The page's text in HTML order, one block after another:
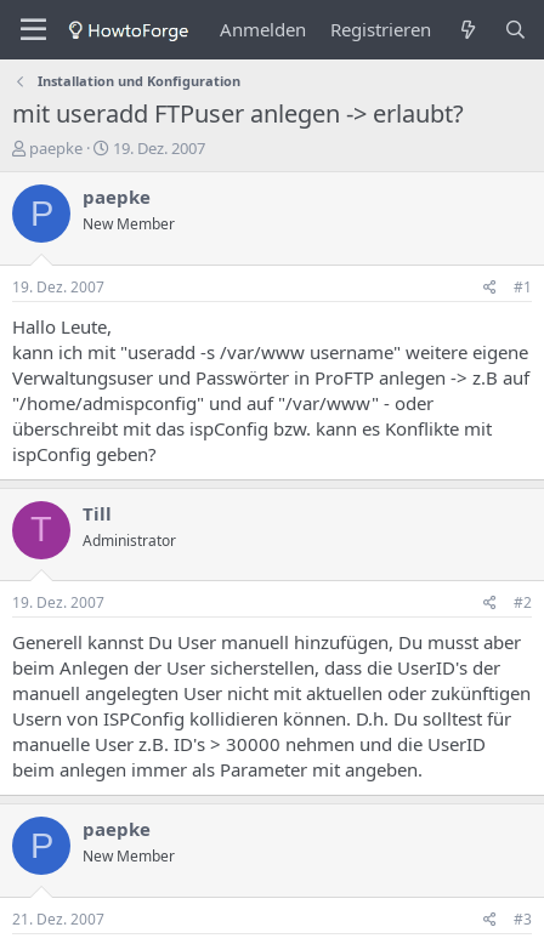
Anmelden Registrieren
Installation und Konfiguration
mit useradd FTPuser anlegen -> erlaubt?
E
s
e
e
r
e
s
T
h
e
m
a
s
paepke
E
s
e
g
s
d
a
t
u
m
19. Dez. 2007
P paepke
New Member
19. Dez. 2007 #1
Hallo Leute,
kann ich mit "useradd -s /var/www username" weitere eigene
Verwaltungsuser und Passwörter in ProFTP anlegen -> z.B auf
"/home/admispconfig" und auf "/var/www" - oder
überschreibt mit das ispConfig bzw. kann es Konflikte mit
ispConfig geben?
T Till
Administrator
19. Dez. 2007 #2
Generell kannst Du User manuell hinzufügen, Du musst aber
beim Anlegen der User sicherstellen, dass die UserID's der
manuell angelegten User nicht mit aktuellen oder zukünftigen
Usern von ISPConfig kollidieren können. D.h. Du solltest für
manuelle User z.B. ID's > 30000 nehmen und die UserID
beim anlegen immer als Parameter mit angeben.
P paepke
New Member
21. Dez. 2007 #3